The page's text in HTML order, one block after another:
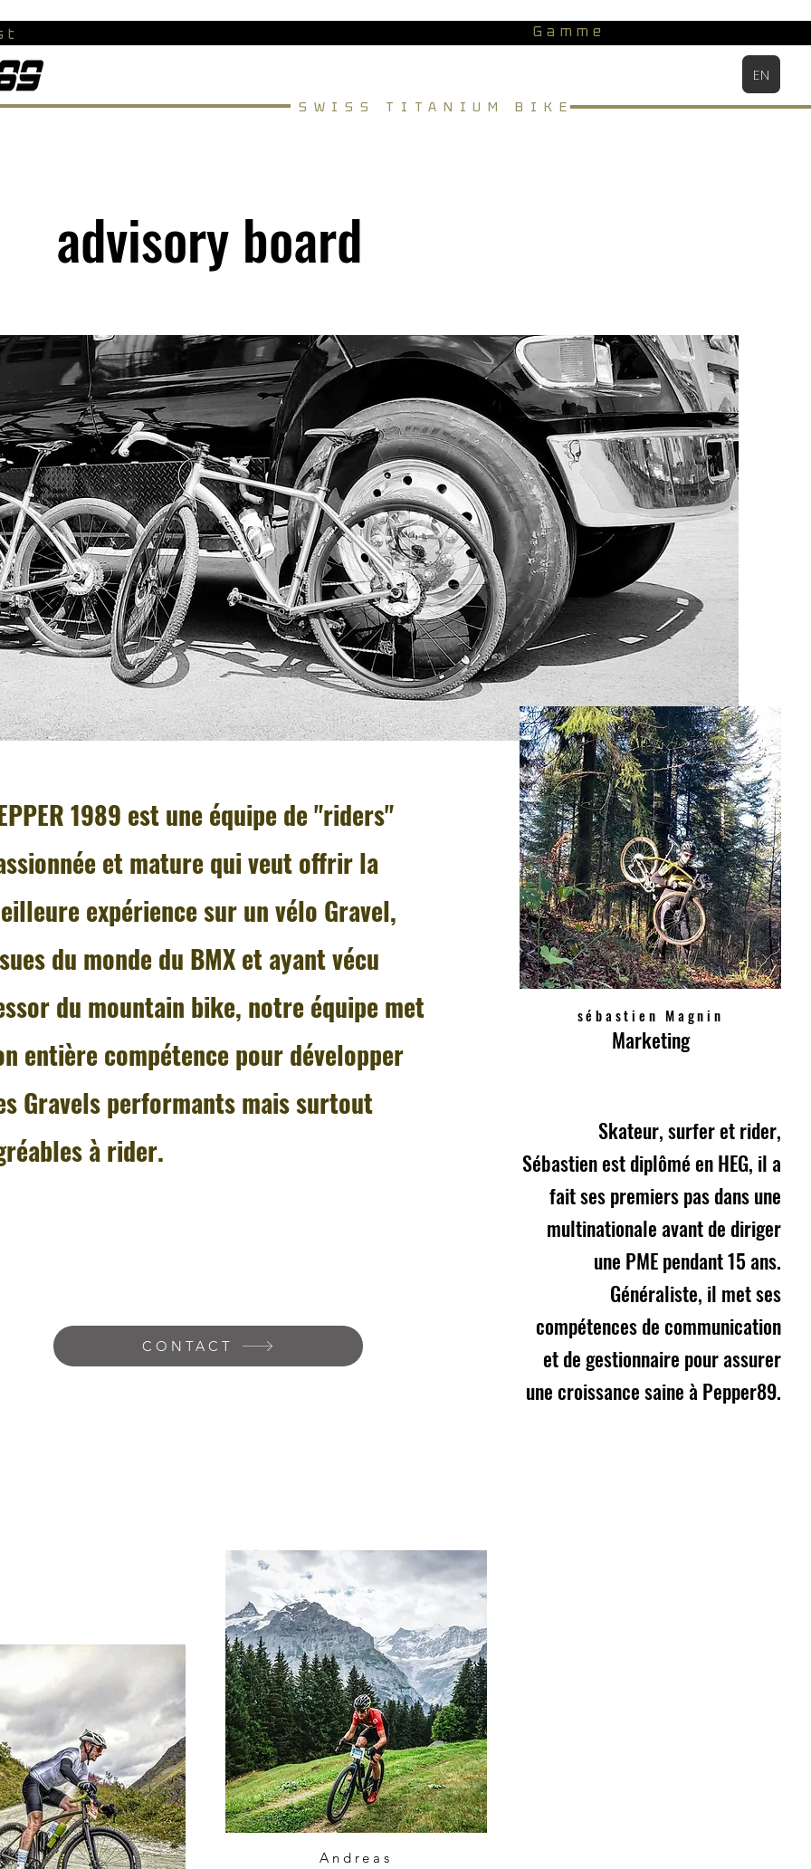
Gamme
EN
SWISS TITANIUM BIKE
advisory board
1989 est une équipe de "riders"
et mature qui veut offrir la
expérience sur un vélo Gravel,
du monde du BMX et ayant vécu
du mountain bike, notre équipe met
entière compétence pour développer
Gravels performants mais surtout
à rider.
sébastien Magnin
Marketing
Skateur, surfer et rider,
Sébastien est diplômé en HEG, il a
fait ses premiers pas dans une
multinationale avant de diriger
une PME pendant 15 ans.
Généraliste, il met ses
compétences de communication
et de gestionnaire pour assurer
une croissance saine à Pepper89.
CONTACT
Andreas